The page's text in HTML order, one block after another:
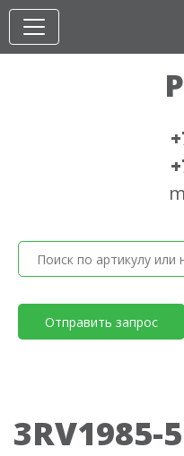
Отправить запрос
3RV1985-